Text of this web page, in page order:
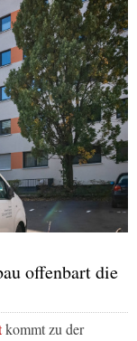
offenbart die
kommt zu der